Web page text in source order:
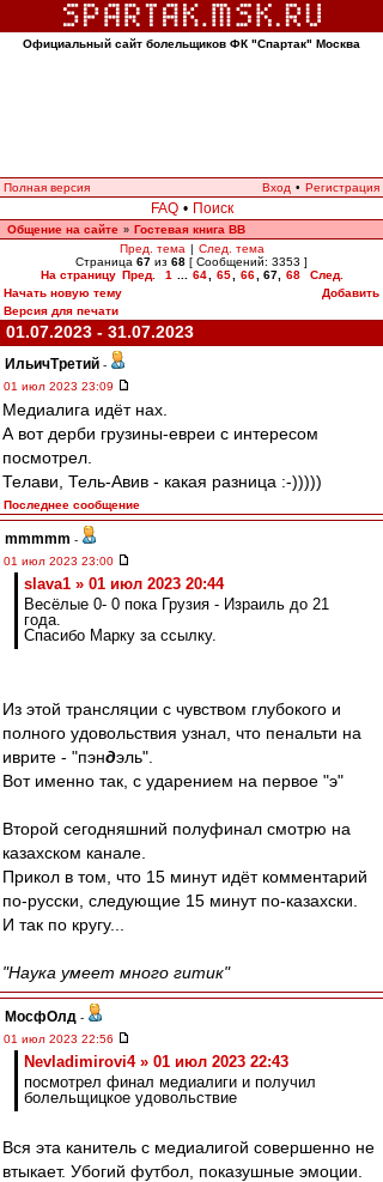
Официальный сайт болельщиков ФК "Спартак" Москва
Полная версия Вход • Регистрация
FAQ • Поиск
Общение на сайте » Гостевая книга ВВ
Пред. тема | След. тема
Страница 67 из 68 [ Сообщений: 3353 ]
На страницу Пред. 1 64 65 66 67, 68
След.
Начать новую тему
Добавить
Версия для печати
01.07.2023 - 31.07.2023
ИльичТpeтий -
01 июл 2023 23:09
Медиалига идёт нах.
А вот дерби грузины-евреи с интересом
посмотрел.
Телави, Тель-Авив - какая разница :-)))))
Последнее сообщение
mmmmm -
01 июл 2023 23:00
slava1 » 01 июл 2023 20:44
Весёлые 0- 0 пока Грузия - Израиль до 21
года.
Спасибо Марку за ссылку.
Из этой трансляции с чувством глубокого и
полного удовольствия узнал, что пенальти на
иврите - "пэндэль".
Вот именно так, с ударением на первое "э"
Второй сегодняшний полуфинал смотрю на
казахском канале.
Прикол в том, что 15 минут идёт комментарий
по-русски, следующие 15 минут по-казахски.
И так по кругу...
"Наука умеет много гитик"
МосфОлд -
01 июл 2023 22:56
Nevladimirovi4 » 01 июл 2023 22:43
посмотрел финал медиалиги и получил
болельщицкое удовольствие
Вся эта канитель с медиалигой совершенно не
втыкает. Убогий футбол, показушные эмоции.